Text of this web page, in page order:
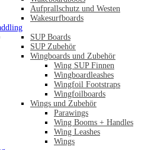
Aufprallschutz und Westen
Wakesurfboards
SUP Boards
SUP Zubehör
Wingboards und Zubehör
Wing SUP Finnen
Wingboardleashes
Wingfoil Footstraps
Wingfoilboards
Wings und Zubehör
Parawings
Wing Booms + Handles
Wing Leashes
Wings